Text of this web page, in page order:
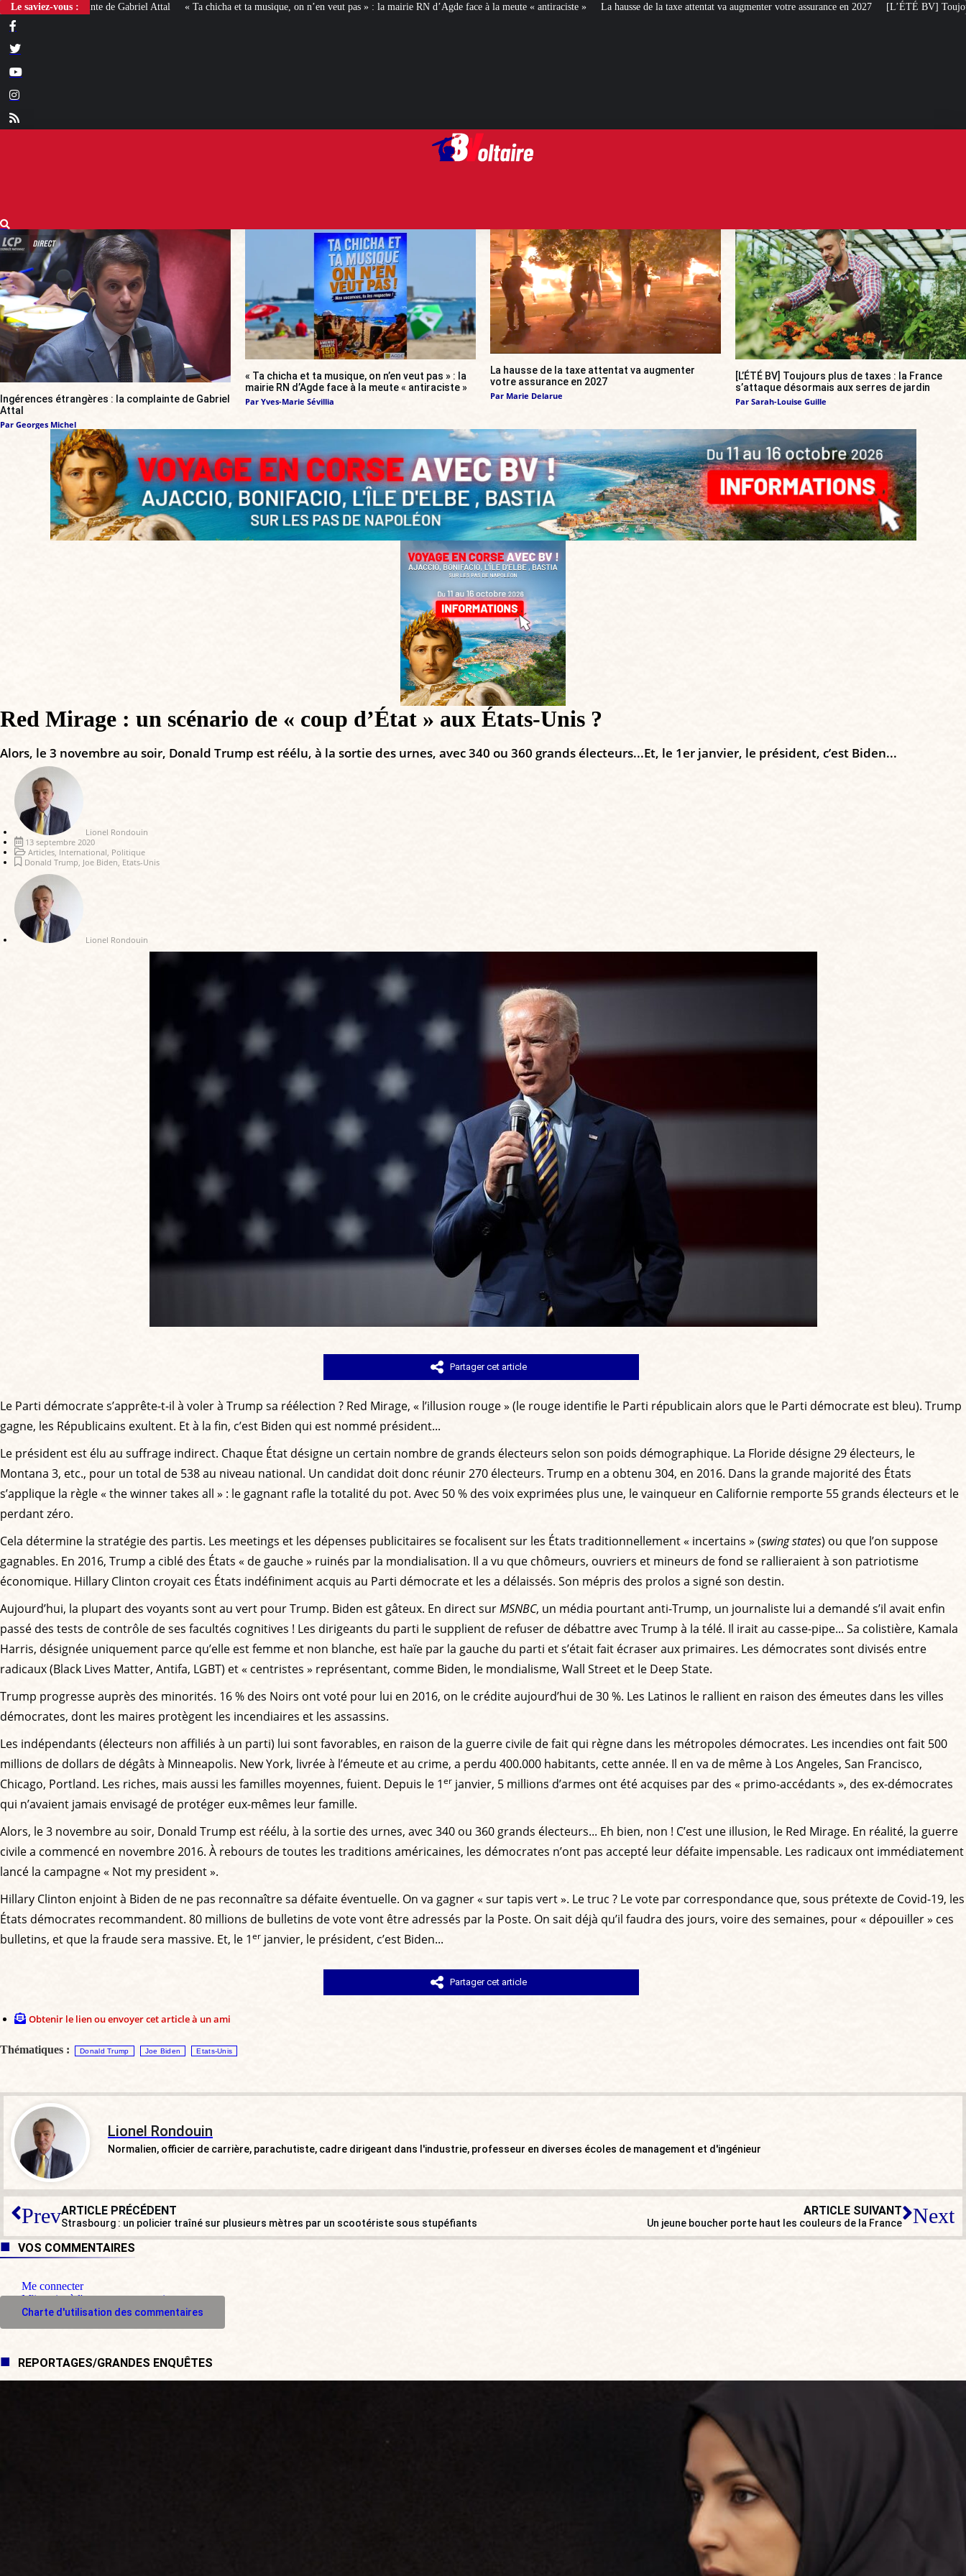
Le saviez-vous :« Ta chicha et ta musique, on n’en veut pas » : la mairie RN d’Agde face à la meute « antiraciste » La hausse de la taxe attentat va augmenter votre assurance en 2027 [L’ÉTÉ BV] Toujours plus de taxes : la
Ingérences étrangères : la complainte de Gabriel
Attal
Par Georges Michel
« Ta chicha et ta musique, on n’en veut pas » : la
mairie RN d’Agde face à la meute « antiraciste »
Par Yves-Marie Sévillia
La hausse de la taxe attentat va augmenter
votre assurance en 2027
Par Marie Delarue
[L’ÉTÉ BV] Toujours plus de taxes : la France
s’attaque désormais aux serres de jardin
Par Sarah-Louise Guille
Red Mirage : un scénario de « coup d’État » aux États-Unis ?
Alors, le 3 novembre au soir, Donald Trump est réélu, à la sortie des urnes, avec 340 ou 360 grands électeurs...Et, le 1er janvier, le président, c’est Biden...
Lionel Rondouin
13 septembre 2020
Articles International Politique
Donald Trump Joe Biden Etats-Unis
Lionel Rondouin
Partager cet article
Le Parti démocrate s’apprête-t-il à voler à Trump sa réélection ? Red Mirage, « l’illusion rouge » (le rouge identifie le Parti républicain alors que le Parti démocrate est bleu). Trump
gagne, les Républicains exultent. Et à la fin, c’est Biden qui est nommé président...
Le président est élu au suffrage indirect. Chaque État désigne un certain nombre de grands électeurs selon son poids démographique. La Floride désigne 29 électeurs, le
Montana 3, etc., pour un total de 538 au niveau national. Un candidat doit donc réunir 270 électeurs. Trump en a obtenu 304, en 2016. Dans la grande majorité des États
s’applique la règle « the winner takes all » : le gagnant rafle la totalité du pot. Avec 50 % des voix exprimées plus une, le vainqueur en Californie remporte 55 grands électeurs et le
perdant zéro.
Cela détermine la stratégie des partis. Les meetings et les dépenses publicitaires se focalisent sur les États traditionnellement « incertains » (swing states) ou que l’on suppose
gagnables. En 2016, Trump a ciblé des États « de gauche » ruinés par la mondialisation. Il a vu que chômeurs, ouvriers et mineurs de fond se rallieraient à son patriotisme
économique. Hillary Clinton croyait ces États indéfiniment acquis au Parti démocrate et les a délaissés. Son mépris des prolos a signé son destin.
Aujourd’hui, la plupart des voyants sont au vert pour Trump. Biden est gâteux. En direct surMSNBC, un média pourtant anti-Trump, un journaliste lui a demandé s’il avait enfin
passé des tests de contrôle de ses facultés cognitives ! Les dirigeants du parti le supplient de refuser de débattre avec Trump à la télé. Il irait au casse-pipe... Sa colistière, Kamala
Harris, désignée uniquement parce qu’elle est femme et non blanche, est haïe par la gauche du parti et s’était fait écraser aux primaires. Les démocrates sont divisés entre
radicaux (Black Lives Matter, Antifa, LGBT) et « centristes » représentant, comme Biden, le mondialisme, Wall Street et le Deep State.
Trump progresse auprès des minorités. 16 % des Noirs ont voté pour lui en 2016, on le crédite aujourd’hui de 30 %. Les Latinos le rallient en raison des émeutes dans les villes
démocrates, dont les maires protègent les incendiaires et les assassins.
Les indépendants (électeurs non affiliés à un parti) lui sont favorables, en raison de la guerre civile de fait qui règne dans les métropoles démocrates. Les incendies ont fait 500
millions de dollars de dégâts à Minneapolis. New York, livrée à l’émeute et au crime, a perdu 400.000 habitants, cette année. Il en va de même à Los Angeles, San Francisco,
Chicago, Portland. Les riches, mais aussi les familles moyennes, fuient. Depuis le 1er janvier, 5 millions d’armes ont été acquises par des « primo-accédants », des ex-démocrates
qui n’avaient jamais envisagé de protéger eux-mêmes leur famille.
Alors, le 3 novembre au soir, Donald Trump est réélu, à la sortie des urnes, avec 340 ou 360 grands électeurs... Eh bien, non ! C’est une illusion, le Red Mirage. En réalité, la guerre
civile a commencé en novembre 2016. À rebours de toutes les traditions américaines, les démocrates n’ont pas accepté leur défaite impensable. Les radicaux ont immédiatement
lancé la campagne « Not my president ».
Hillary Clinton enjoint à Biden de ne pas reconnaître sa défaite éventuelle. On va gagner « sur tapis vert ». Le truc ? Le vote par correspondance que, sous prétexte de Covid-19, les
États démocrates recommandent. 80 millions de bulletins de vote vont être adressés par la Poste. On sait déjà qu’il faudra des jours, voire des semaines, pour « dépouiller » ces
bulletins, et que la fraude sera massive. Et, le 1er janvier, le président, c’est Biden...
Partager cet article
Obtenir le lien ou envoyer cet article à un ami
Thématiques : Donald Trump Joe Biden Etats-Unis
Lionel Rondouin
Normalien, officier de carrière, parachutiste, cadre dirigeant dans l'industrie, professeur en diverses écoles de management et d'ingénieur
PrevARTICLE PRÉCÉDENT
Strasbourg : un policier traîné sur plusieurs mètres par un scootériste sous stupéfiants
ARTICLE SUIVANT
Un jeune boucher porte haut les couleurs de la France Next
VOS COMMENTAIRES
Me connecter
M'inscrire à l'espace commentaire
Charte d'utilisation des commentaires
REPORTAGES/GRANDES ENQUÊTES